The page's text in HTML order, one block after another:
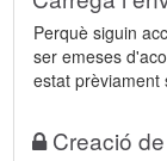
Perquè siguin
ser emeses
estat prèviament
Creació